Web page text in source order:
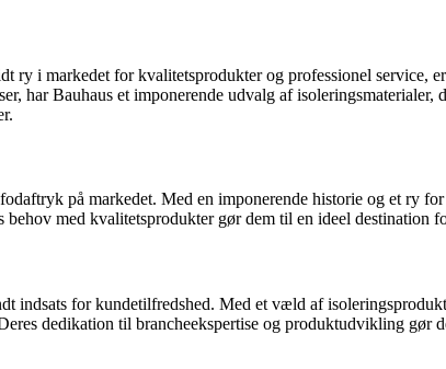
ry i markedet for kvalitetsprodukter og professionel service,
Bauhaus et imponerende udvalg af isoleringsmaterialer,
på markedet. Med en imponerende historie og et ry
med kvalitetsprodukter gør dem til en ideel destination
indsats for kundetilfredshed. Med et væld af
dedikation til brancheekspertise og produktudvikling gør